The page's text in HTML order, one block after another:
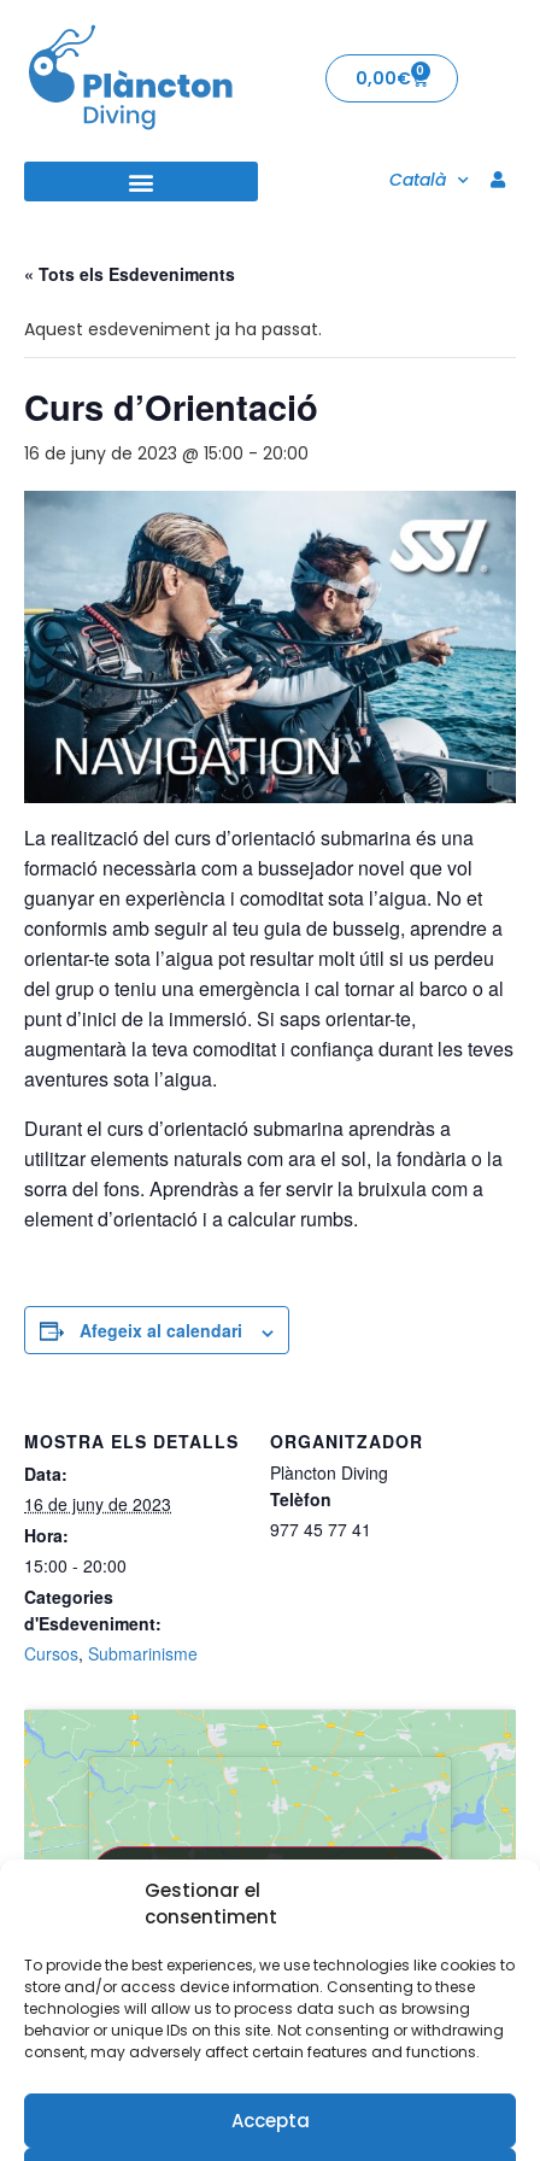
Gestionar el
consentiment
To provide the best experiences, we use technologies like cookies to
store and/or access device information. Consenting to these
technologies will allow us to process data such as browsing
behavior or unique IDs on this site. Not consenting or withdrawing
consent, may adversely affect certain features and functions.
Accepta
0,00€ 0
Català
« Tots els Esdeveniments
Aquest esdeveniment ja ha passat.
Curs d’Orientació
16 de juny de 2023 @ 15:00 - 20:00
La realització del curs d’orientació submarina és una
formació necessària com a bussejador novel que vol
guanyar en experiència i comoditat sota l’aigua. No et
conformis amb seguir al teu guia de busseig, aprendre a
orientar-te sota l’aigua pot resultar molt útil si us perdeu
del grup o teniu una emergència i cal tornar al barco o al
punt d’inici de la immersió. Si saps orientar-te,
augmentarà la teva comoditat i confiança durant les teves
aventures sota l’aigua.
Durant el curs d’orientació submarina aprendràs a
utilitzar elements naturals com ara el sol, la fondària o la
sorra del fons. Aprendràs a fer servir la bruixula com a
element d’orientació i a calcular rumbs.
Afegeix al calendari
MOSTRA ELS DETALLS
Data:
16 de juny de 2023
Hora:
15:00 - 20:00
Categories
d'Esdeveniment:
Cursos, Submarinisme
ORGANITZADOR
Plàncton Diving
Telèfon
977 45 77 41
Plàncton Diving
activar aquest contingut
activar aquest contingut